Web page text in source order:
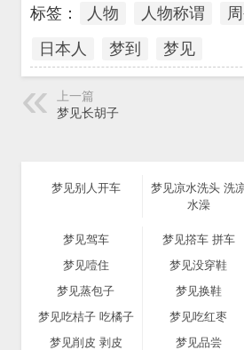
标签： 人物 人物称谓
日本人
梦到 梦见
上一篇
梦见长胡子
梦见别人开车
梦见凉水洗头 洗
水澡
梦见驾车
梦见撘车 拼车
梦见噎住
梦见没穿鞋
梦见蒸包子
梦见换鞋
梦见吃桔子 吃橘子
梦见吃红枣
梦见削皮 剥皮
梦见品尝